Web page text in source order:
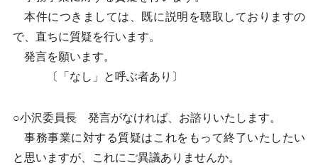
本件につきましては、既に説明を聴取しておりますの
で、直ちに質疑を行います。
発言を願います。
〔「なし」と呼ぶ者あり〕
○小沢委員長 発言がなければ、お諮りいたします。
事務事業に対する質疑はこれをもって終了いたしたい
と思いますが、これにご異議ありませんか。